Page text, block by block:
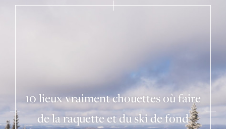
10 lieux vraiment chouettes où faire
de la raquette et du ski de fond